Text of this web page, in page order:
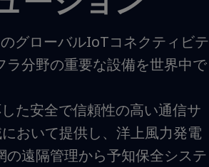
グローバルIoTコネクティビテ
ラ分野の重要な設備を世界中で
た安全で信頼性の高い通信サ
おいて提供し、洋上風力発電
遠隔管理から予知保全システ